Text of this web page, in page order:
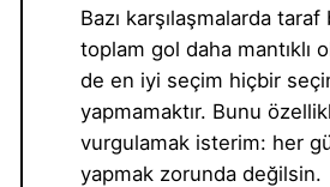
Bazı karşılaşmalarda
toplam gol daha mantıklı
de en iyi seçim hiçbir
yapmamaktır. Bunu
vurgulamak isterim: her
yapmak zorunda değilsin.